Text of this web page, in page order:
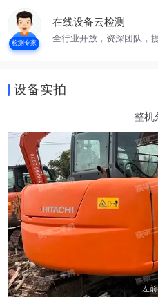
检测专家
在线设备云检测
全行业开放，资深团队，
设备实拍
整机
左